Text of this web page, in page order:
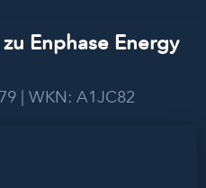
Enphase Energy
| WKN: A1JC82